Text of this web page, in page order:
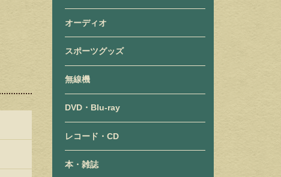
オーディオ
スポーツグッズ
無線機
DVD・Blu-ray
レコード・CD
本・雑誌